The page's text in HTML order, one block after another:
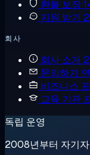
환불 보장
지원 받기
회사
회사 소개
문의하기
비즈니스
교육 기관
독립 운영
2008년부터 자기